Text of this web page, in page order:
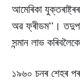
আমেৰিকা
অৱ ফ্ৰীডম”।
সন্মান লাভ
১৯৬০ চনৰ শেহৰ